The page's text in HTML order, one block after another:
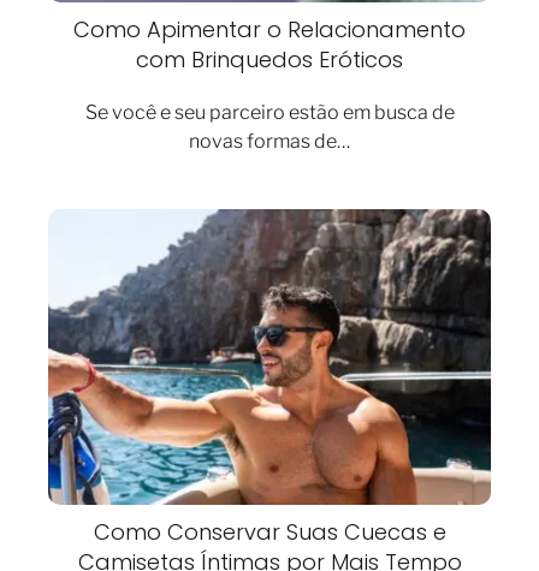
Como Apimentar o Relacionamento
com Brinquedos Eróticos
Se você e seu parceiro estão em busca de
novas formas de…
Como Conservar Suas Cuecas e
Camisetas Íntimas por Mais Tempo